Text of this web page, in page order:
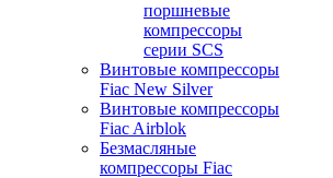
поршневые
компрессоры
серии SCS
Винтовые компрессоры
Fiac New Silver
Винтовые компрессоры
Fiac Airblok
Безмасляные
компрессоры Fiac